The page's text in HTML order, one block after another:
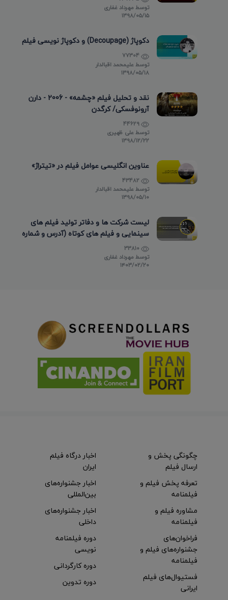
توسط مهرداد غفاری
۱۳۹۸/۰۵/۱۵
دکوپاژ (Decoupage) و دکوپاژ نویسی فیلم
توسطعلیمحمد اقبالدار
۱۳۹۸/۰۵/۱۸
نقد و تحلیل فیلم «چشمه» - 2006 - دارن
آرونوفسکی/ کرگدن
توسطعلی ظهیری
۱۳۹۸/۱۲/۲۲
عناوین انگلیسی عوامل فیلم در «تیتراژ»
توسطعلیمحمد اقبالدار
۱۳۹۸/۰۵/۱۰
لیست شرکت ها و دفاتر تولید فیلم های
سینمایی و فیلم های کوتاه (آدرس و شماره
تماس)
توسط مهرداد غفاری
۱۴۰۳/۰۲/۲۰
چگونگی پخش و
ارسال فیلم
تعرفه پخش فیلم و
فیلمنامه
مشاوره فیلم و
فیلمنامه
اخبار درگاه فیلم
ایران
اخبار جشنواره‌های
بین‌المللی
اخبار جشنواره‌های
داخلی
فراخوان‌های
جشنواره‌های فیلم و
فیلمنامه
فستیوال‌های فیلم
ایرانی
دوره فیلمنامه
نویسی
دوره کارگردانی
دوره تدوین